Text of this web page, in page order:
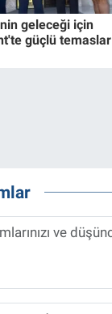
geleceği için
güçlü temaslar